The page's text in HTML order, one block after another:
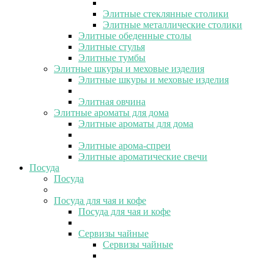
Элитные стеклянные столики
Элитные металлические столики
Элитные обеденные столы
Элитные стулья
Элитные тумбы
Элитные шкуры и меховые изделия
Элитные шкуры и меховые изделия
Элитная овчина
Элитные ароматы для дома
Элитные ароматы для дома
Элитные арома-спреи
Элитные ароматические свечи
Посуда
Посуда
Посуда для чая и кофе
Посуда для чая и кофе
Сервизы чайные
Сервизы чайные